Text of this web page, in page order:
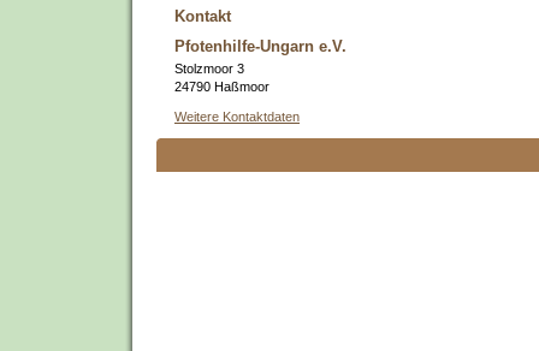
Kontakt
Pfotenhilfe-Ungarn e.V.
Stolzmoor 3
24790 Haßmoor
Weitere Kontaktdaten